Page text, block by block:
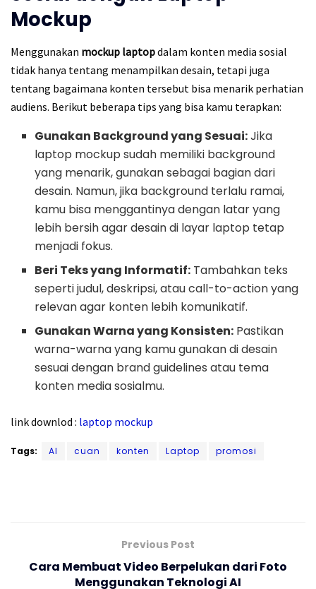
Mockup
Menggunakan mockup laptopdalam konten media sosial
tidak hanya tentang menampilkan desain, tetapi juga
tentang bagaimana konten tersebut bisa menarik perhatian
audiens. Berikut beberapa tips yang bisa kamu terapkan:
Gunakan Background yang Sesuai:Jika
laptop mockup sudah memiliki background
yang menarik, gunakan sebagai bagian dari
desain. Namun, jika background terlalu ramai,
kamu bisa menggantinya dengan latar yang
lebih bersih agar desain di layar laptop tetap
menjadi fokus.
Beri Teks yang Informatif: Tambahkan teks
seperti judul, deskripsi, atau call-to-action yang
relevan agar konten lebih komunikatif.
Gunakan Warna yang Konsisten: Pastikan
warna-warna yang kamu gunakan di desain
sesuai dengan brand guidelines atau tema
konten media sosialmu.
link downlod : laptop mockup
Tags: AI cuan konten Laptop promosi
Previous Post
Cara Membuat Video Berpelukan dari Foto
Menggunakan Teknologi AI